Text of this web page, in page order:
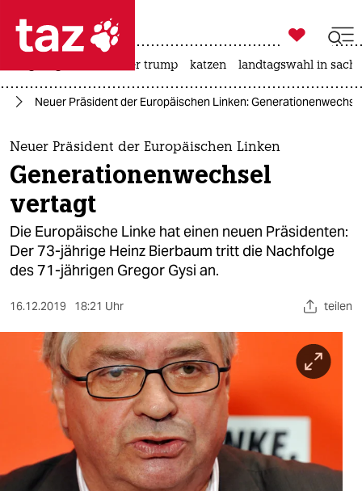
 taz zahl ich
taz zahl ich
themen
politik
öko
gesellschaft
sport
berlin
wahrheit
verlag

taz zahl ich
usa unter trump katzen landtagswahl in
Neuer Präsident der Europäischen Linken:
Neuer Präsident der Europäischen Linken
Generationenwechsel
vertagt
Die Europäische Linke hat einen neuen Präsidenten:
Der 73-jährige Heinz Bierbaum tritt die Nachfolge
des 71-jährigen Gregor Gysi an.
16.12.2019 18:21 Uhr teilen